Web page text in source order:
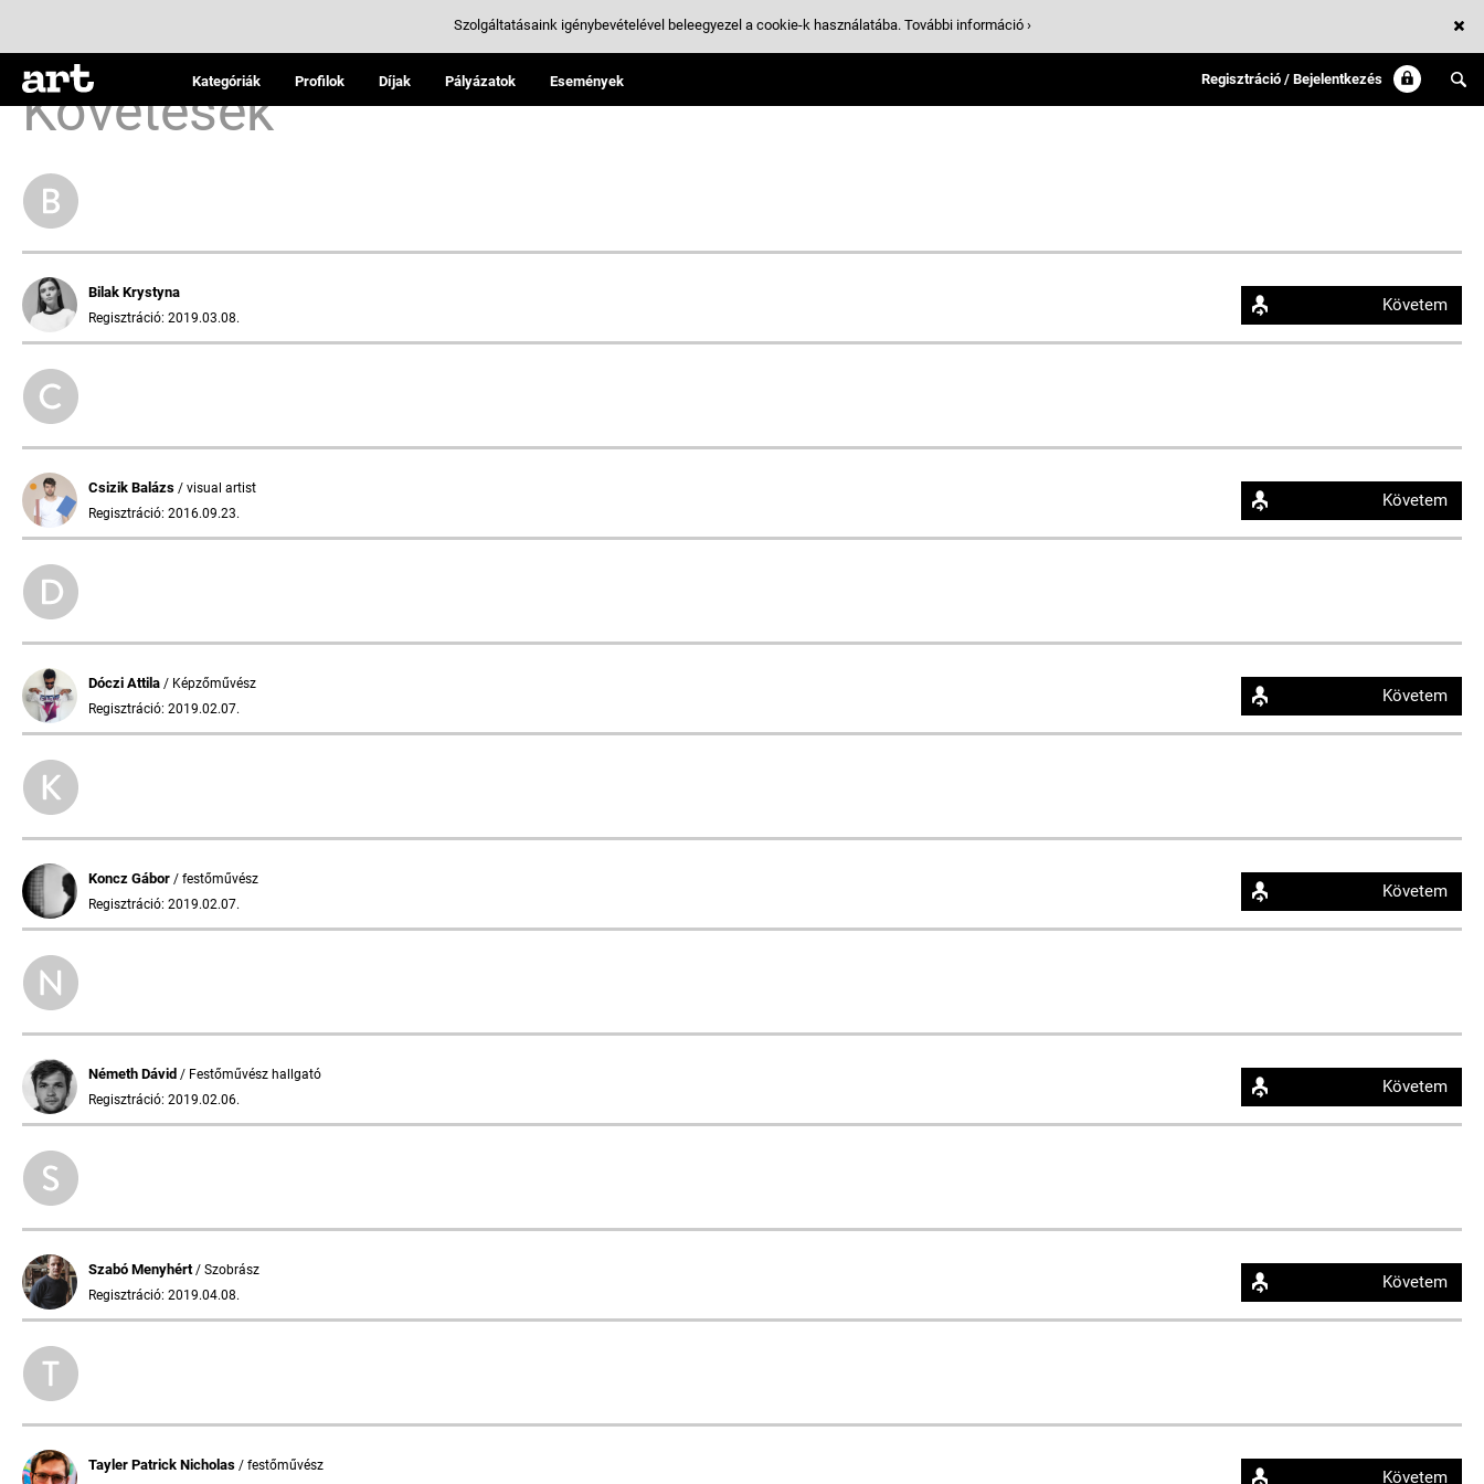
Kategóriák Profilok Díjak Pályázatok Események Regisztráció / Bejelentkezés
Követések
Bilak Krystyna
Regisztráció: 2019.03.08.
Követem
Csizik Balázs / visual artist
Regisztráció: 2016.09.23.
Követem
Dóczi Attila / Képzőművész
Regisztráció: 2019.02.07.
Követem
Koncz Gábor / festőművész
Regisztráció: 2019.02.07.
Követem
Németh Dávid / Festőművész hallgató
Regisztráció: 2019.02.06.
Követem
Szabó Menyhért/ Szobrász
Regisztráció: 2019.04.08.
Követem
Tayler Patrick Nicholas / festőművész
Követem
Szolgáltatásaink igénybevételével beleegyezel a cookie-k használatába. További információ ›